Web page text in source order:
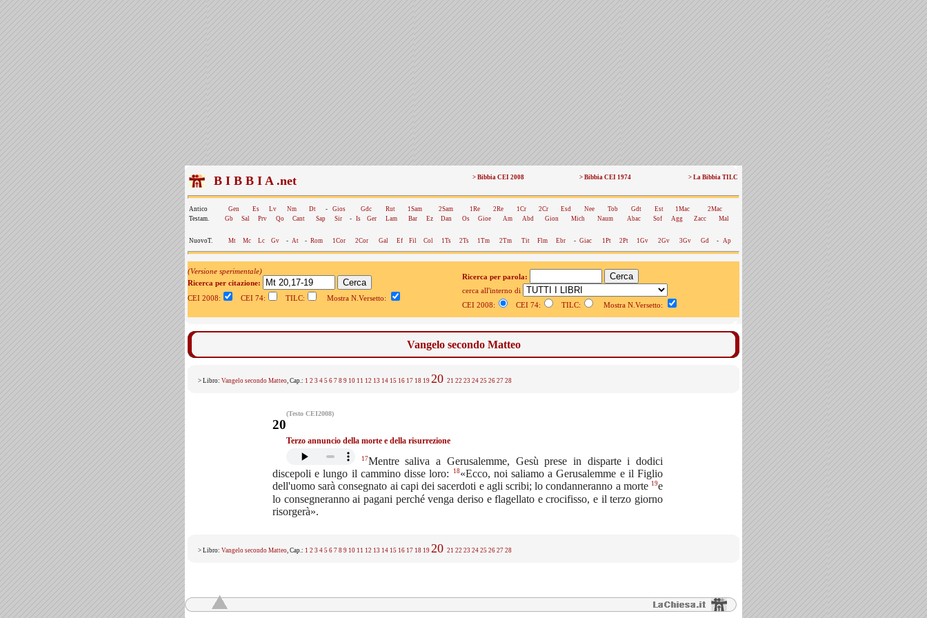
B I B B I A .net > Bibbia CEI 2008 > Bibbia CEI 1974 > La Bibbia TILC
Antico Gen Es Lv Nm Dt - Gios Gdc Rut 1Sam 2Sam 1Re 2Re 1Cr 2Cr Esd Nee Tob Gdt Est 1Mac
2Mac
Testam.
Gb Sal Prv Qo Cant Sap Sir - Is Ger Lam Bar Ez Dan Os Gioe Am Abd Gion Mich Naum Abac Sof Agg Zacc Mal
NuovoT. Mt Mc Lc Gv - At - Rom 1Cor 2Cor Gal Ef Fil Col 1Ts 2Ts 1Tm 2Tm Tit Flm Ebr - Giac 1Pt 2Pt 1Gv 2Gv 3Gv Gd - Ap
(Versione sperimentale)
Ricerca per citazione:
CEI 2008:
CEI 74: TILC: Mostra N.Versetto:
Ricerca per parola:
cerca all'interno di
CEI 2008:
CEI 74: TILC: Mostra N.Versetto:
Vangelo secondo Matteo
> Libro: Vangelo secondo Matteo, Cap.: 1 2 3 4 5 6 7 8 9 10 11 12 13 14 15 16 17 18 19 20 21 22 23 24 25 26 27 28
(Testo CEI2008)
20
Terzo annuncio della morte e della risurrezione
17Mentre saliva a Gerusalemme, Gesù prese in disparte i dodici
discepoli e lungo il cammino disse loro:
18 «Ecco, noi saliamo a Gerusalemme e il Figlio
dell'uomo sarà consegnato ai capi dei sacerdoti e agli scribi; lo condanneranno a morte 19e
lo consegneranno ai pagani perché venga deriso e flagellato e crocifisso, e il terzo giorno
risorgerà».
> Libro: Vangelo secondo Matteo, Cap.: 1 2 3 4 5 6 7 8 9 10 11 12 13 14 15 16 17 18 19 20 21 22 23 24 25 26 27 28